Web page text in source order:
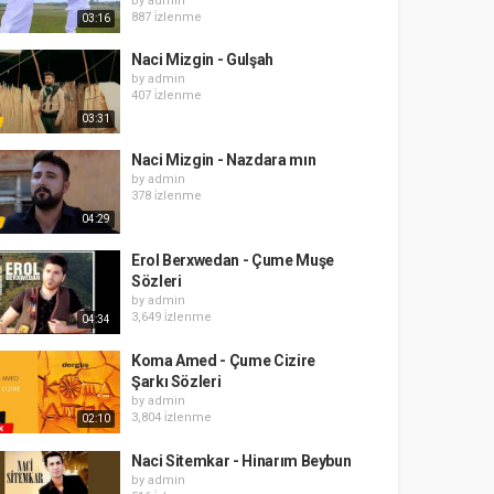
03:16
887 i̇zlenme
03:31
Naci Mizgin - Gulşah
by admin
407 i̇zlenme
04:29
Naci Mizgin - Nazdara mın
by admin
378 i̇zlenme
04:34
Erol Berxwedan - Çume Muşe
Sözleri
by admin
3,649 i̇zlenme
02:10
Koma Amed - Çume Cizire
Şarkı Sözleri
by admin
3,804 i̇zlenme
Naci Sitemkar - Hinarım Beybun
by admin